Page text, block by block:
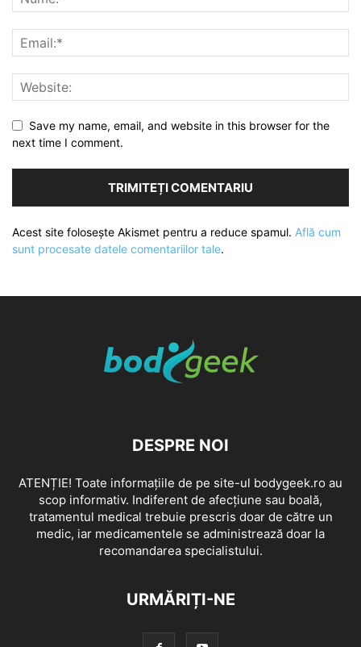
Save my name, email, and website in this browser for the
next time I comment.
Acest site folosește Akismet pentru a reduce spamul. Află cum
sunt procesate datele comentariilor tale.
DESPRE NOI
ATENȚIE! Toate informațiile de pe site-ul bodygeek.ro au
scop informativ. Indiferent de afecțiune sau boală,
tratamentul medical trebuie prescris doar de către un
medic, iar medicamentele se administrează doar la
recomandarea specialistului.
URMĂRIȚI-NE